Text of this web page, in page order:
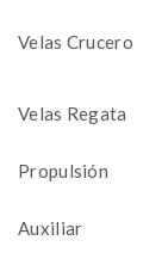
Velas Crucero
Velas Regata
Propulsión
Auxiliar